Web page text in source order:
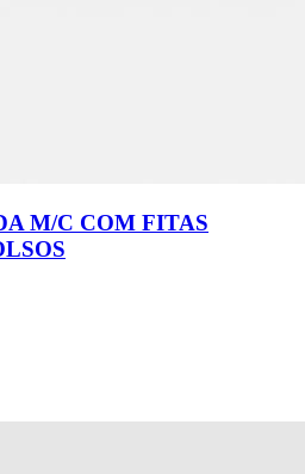
M/C COM FITAS